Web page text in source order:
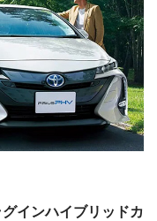
インハイブリッドカ